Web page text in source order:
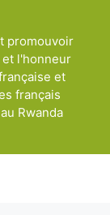
promouvoir
l'honneur
et
français
Rwanda